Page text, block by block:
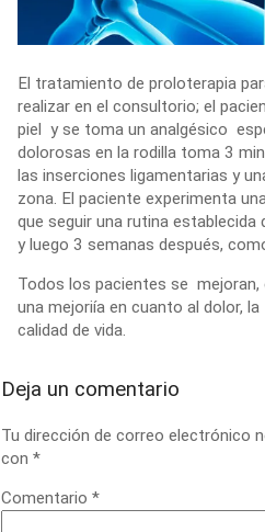
El tratamiento de proloterapia
realizar en el consultorio; el
piel y se toma un analgésico
dolorosas en la rodilla toma 3
las inserciones ligamentarias y
zona. El paciente experimenta
que seguir una rutina
y luego 3 semanas después,
Todos los pacientes se
una mejoriía en cuanto al dolor,
calidad de vida.
Deja un comentario
Tu dirección de correo electrónico
con *
Comentario *